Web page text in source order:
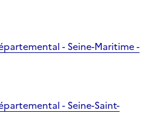
- Seine-Maritime -
- Seine-Saint-